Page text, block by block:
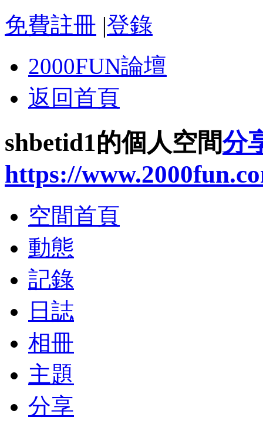
免費註冊 |登錄
2000FUN論壇
返回首頁
shbetid1的個人空間分
https://
空間首頁
動態
記錄
日誌
相冊
主題
分享